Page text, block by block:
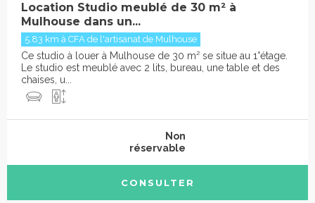
Location Studio meublé de 30 m² à
Mulhouse dans un...
5.83 km à CFA de l'artisanat de Mulhouse
Ce studio à louer à Mulhouse de 30 m² se situe au 1°étage.
Le studio est meublé avec 2 lits, bureau, une table et des
chaises, u...
Non
réservable
CONSULTER